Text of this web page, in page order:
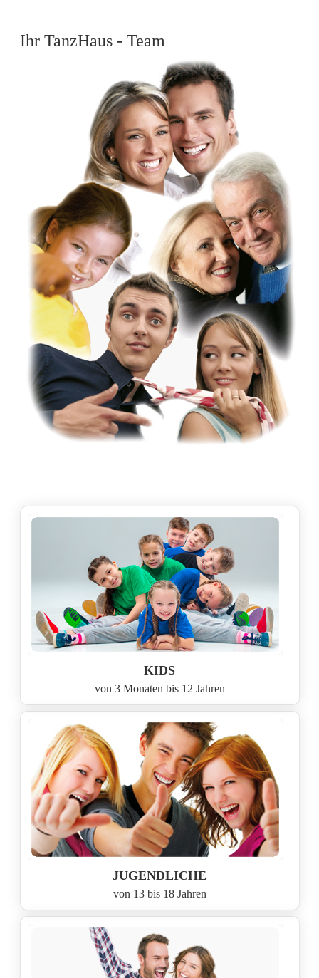
Ihr TanzHaus - Team
KIDS
von 3 Monaten bis 12 Jahren
JUGENDLICHE
von 13 bis 18 Jahren